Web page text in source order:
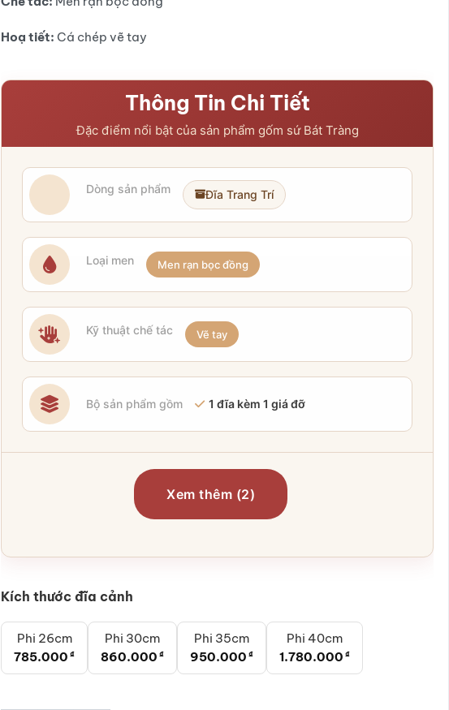
Hoạ tiết: Cá chép vẽ tay
Thông Tin Chi Tiết
Đặc điểm nổi bật của sản phẩm gốm sứ Bát Tràng
Dòng sản phẩm Đĩa Trang Trí
Loại men Men rạn bọc đồng
Kỹ thuật chế tác Vẽ tay
Bộ sản phẩm gồm 1 đĩa kèm 1 giá đỡ
Xem thêm (2)
Kích thước đĩa cảnh
Phi 26cm
785.000 ₫
Phi 30cm
860.000 ₫
Phi 35cm
950.000 ₫
Phi 40cm
1.780.000 ₫